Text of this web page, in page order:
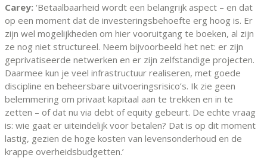
Carey: ‘Betaalbaarheid wordt een belangrijk aspect – en dat
op een moment dat de investeringsbehoefte erg hoog is. Er
zijn wel mogelijkheden om hier vooruitgang te boeken, al zijn
ze nog niet structureel. Neem bijvoorbeeld het net: er zijn
geprivatiseerde netwerken en er zijn zelfstandige projecten.
Daarmee kun je veel infrastructuur realiseren, met goede
discipline en beheersbare uitvoeringsrisico’s. Ik zie geen
belemmering om privaat kapitaal aan te trekken en in te
zetten – of dat nu via debt of equity gebeurt. De echte vraag
is: wie gaat er uiteindelijk voor betalen? Dat is op dit moment
lastig, gezien de hoge kosten van levensonderhoud en de
krappe overheidsbudgetten.’